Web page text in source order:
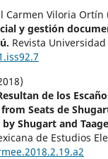
Carmen Viloria Ortín
y gestión
Revista Universidad
de los
Seats de
Shugart and
de Estudios